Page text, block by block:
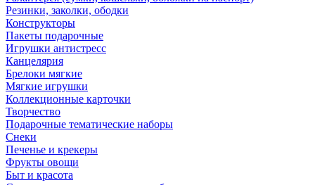
Резинки, заколки, ободки
Конструкторы
Пакеты подарочные
Игрушки антистресс
Канцелярия
Брелоки мягкие
Мягкие игрушки
Коллекционные карточки
Творчество
Подарочные тематические наборы
Снеки
Печенье и крекеры
Фрукты овощи
Быт и красота